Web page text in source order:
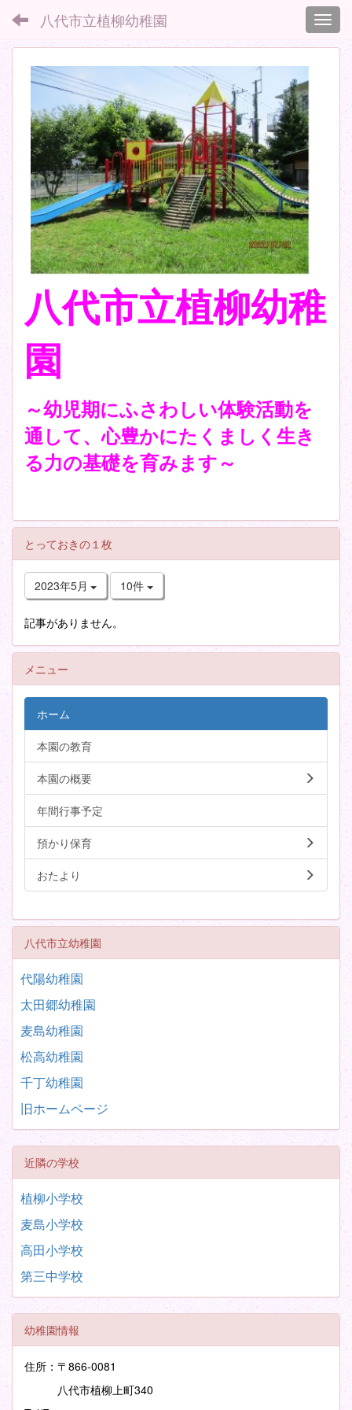
八代市立植柳幼稚園
八代市立植柳幼稚
園
～幼児期にふさわしい体験活動を
通して、心豊かにたくましく生き
る力の基礎を育みます～
とっておきの１枚
2023年5月 10件
記事がありません。
メニュー
ホーム
本園の教育
本園の概要
年間行事予定
預かり保育
おたより
八代市立幼稚園
代陽幼稚園
太田郷幼稚園
麦島幼稚園
松高幼稚園
千丁幼稚園
旧ホームページ
近隣の学校
植柳小学校
麦島小学校
高田小学校
第三中学校
幼稚園情報
住所：〒866-0081
八代市植柳上町340